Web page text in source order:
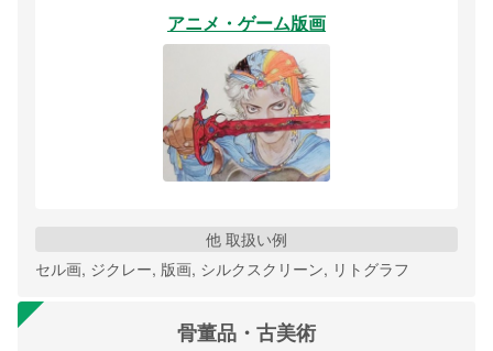
アニメ・ゲーム版画
他 取扱い例
セル画, ジクレー, 版画, シルクスクリーン, リトグラフ
骨董品・古美術